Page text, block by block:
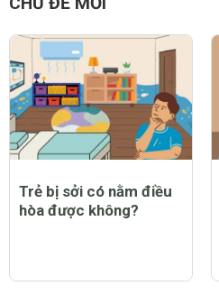
Trẻ bị sởi có nằm điều
hòa được không?